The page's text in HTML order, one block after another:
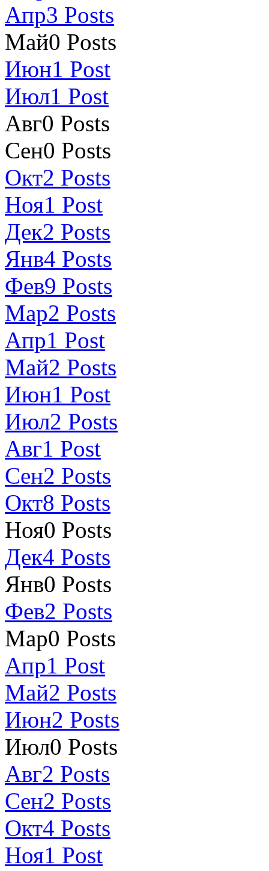
Апр3 Posts
Май0 Posts
Июн1 Post
Июл1 Post
Авг0 Posts
Сен0 Posts
Окт2 Posts
Ноя1 Post
Дек2 Posts
Янв4 Posts
Фев9 Posts
Мар2 Posts
Апр1 Post
Май2 Posts
Июн1 Post
Июл2 Posts
Авг1 Post
Сен2 Posts
Окт8 Posts
Ноя0 Posts
Дек4 Posts
Янв0 Posts
Фев2 Posts
Мар0 Posts
Апр1 Post
Май2 Posts
Июн2 Posts
Июл0 Posts
Авг2 Posts
Сен2 Posts
Окт4 Posts
Ноя1 Post